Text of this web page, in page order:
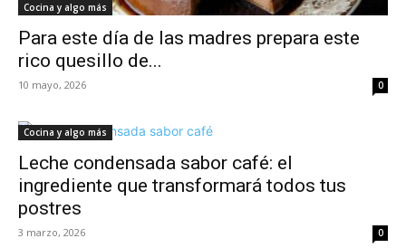
Cocina y algo más
Para este día de las madres prepara este
rico quesillo de...
10 mayo, 2026 0
Cocina y algo más
Leche condensada sabor café: el
ingrediente que transformará todos tus
postres
3 marzo, 2026 0